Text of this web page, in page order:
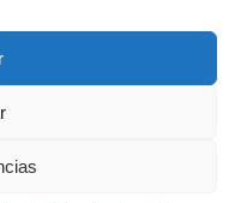
la atención sus
los cuales se
varios premios a